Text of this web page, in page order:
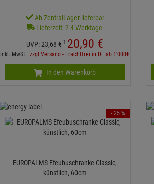
Ab ZentralLager lieferbar
Lieferzeit: 2-4 Werktage
UVP:23,68 € 1 20,90 €
inkl. MwSt.zzgl Versand - Frachtfrei in DE ab 1'000€
In den Warenkorb
EUROPALMS Efeubuschranke Classic,
künstlich, 60cm
- 25 %